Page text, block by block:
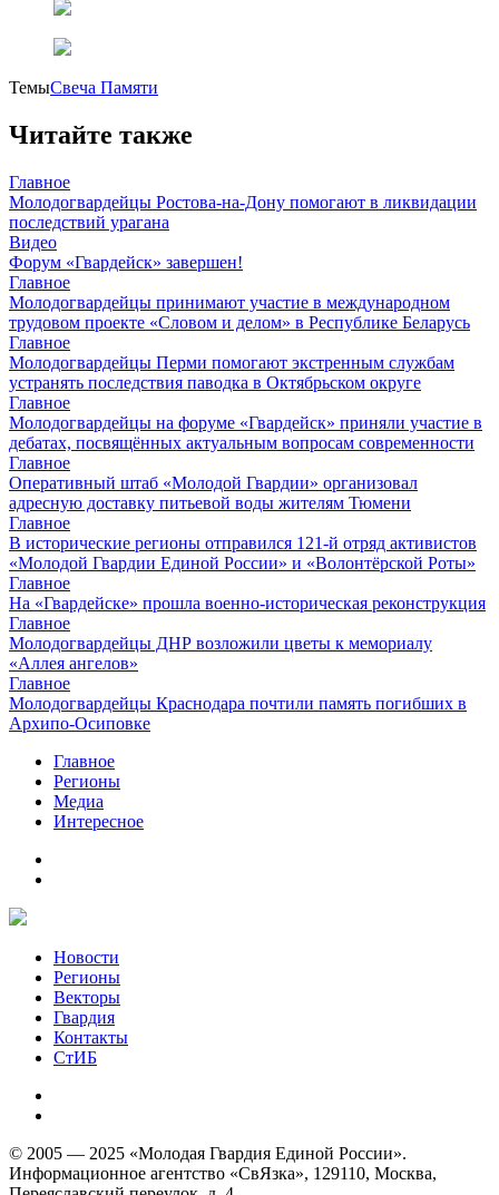
ТемыСвеча Памяти
Читайте также
Главное
Молодогвардейцы Ростова-на-Дону помогают в ликвидации
последствий урагана
Видео
Форум «Гвардейск» завершен!
Главное
Молодогвардейцы принимают участие в международном
трудовом проекте «Словом и делом» в Республике Беларусь
Главное
Молодогвардейцы Перми помогают экстренным службам
устранять последствия паводка в Октябрьском округе
Главное
Молодогвардейцы на форуме «Гвардейск» приняли участие в
дебатах, посвящённых актуальным вопросам современности
Главное
Оперативный штаб «Молодой Гвардии» организовал
адресную доставку питьевой воды жителям Тюмени
Главное
В исторические регионы отправился 121-й отряд активистов
«Молодой Гвардии Единой России» и «Волонтёрской Роты»
Главное
На «Гвардейске» прошла военно-историческая реконструкция
Главное
Молодогвардейцы ДНР возложили цветы к мемориалу
«Аллея ангелов»
Главное
Молодогвардейцы Краснодара почтили память погибших в
Архипо-Осиповке
Главное
Регионы
Медиа
Интересное
Новости
Регионы
Векторы
Гвардия
Контакты
СтИБ
© 2005 — 2025 «Молодая Гвардия Единой России».
Информационное агентство «СвЯзка», 129110, Москва,